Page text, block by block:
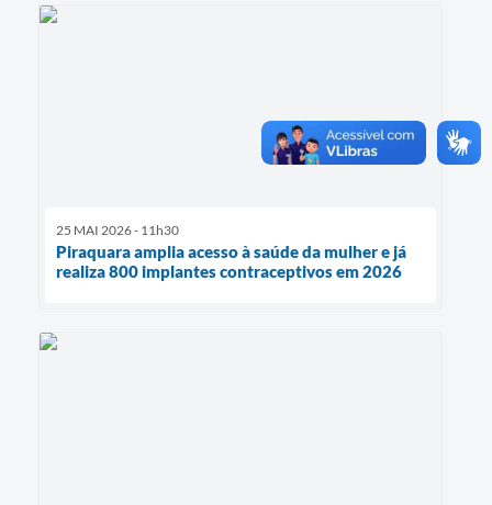
25 MAI 2026 - 11h30
Piraquara amplia acesso à saúde da mulher e já
realiza 800 implantes contraceptivos em 2026